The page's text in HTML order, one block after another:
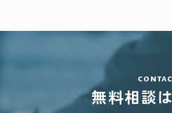
ールや資料のご送付に利用いたし
＜個人情報の第三者への開示・
当事務所は、お客さまよりお預
管理し、次のいずれかに該当す
無料相談